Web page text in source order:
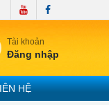
Tài khoản
Đăng nhập
HỆ